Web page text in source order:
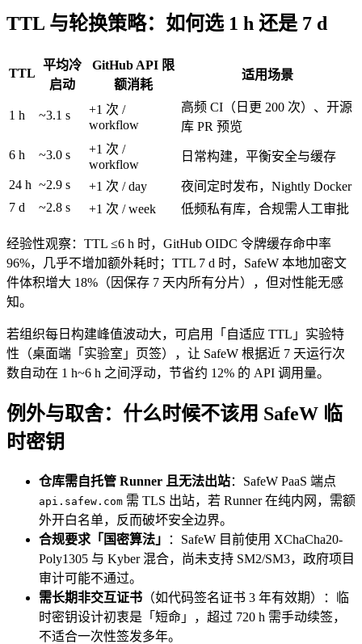
TTL 与轮换策略：如何选 1 h 还是 7 d
TTL
平均冷
启动
GitHub API 限
额消耗
适用场景
1 h ~3.1 s
+1 次 /
workflow
高频 CI（日更 200 次）、开源
库 PR 预览
6 h ~3.0 s
+1 次 /
workflow
日常构建，平衡安全与缓存
24 h ~2.9 s +1 次 / day
夜间定时发布，Nightly Docker
7 d
~2.8 s +1 次 / week 低频私有库，合规需人工审批
经验性观察：TTL ≤6 h 时，GitHub OIDC 令牌缓存命中率
96%，几乎不增加额外耗时；TTL 7 d 时，SafeW 本地加密文
件体积增大 18%（因保存 7 天内所有分片），但对性能无感
知。
若组织每日构建峰值波动大，可启用「自适应 TTL」实验特
性（桌面端「实验室」页签），让 SafeW 根据近 7 天运行次
数自动在 1 h~6 h 之间浮动，节省约 12% 的 API 调用量。
例外与取舍：什么时候不该用 SafeW 临
时密钥
仓库需自托管 Runner 且无法出站：SafeW PaaS 端点
api.safew.com 需 TLS 出站，若 Runner 在纯内网，需额
外开白名单，反而破坏安全边界。
合规要求「国密算法」
：SafeW 目前使用 XChaCha20-
Poly1305 与 Kyber 混合，尚未支持 SM2/SM3，政府项目
审计可能不通过。
需长期非交互证书 （如代码签名证书 3 年有效期）：临
时密钥设计初衷是「短命」，超过 720 h 需手动续签，
不适合一次性签发多年。